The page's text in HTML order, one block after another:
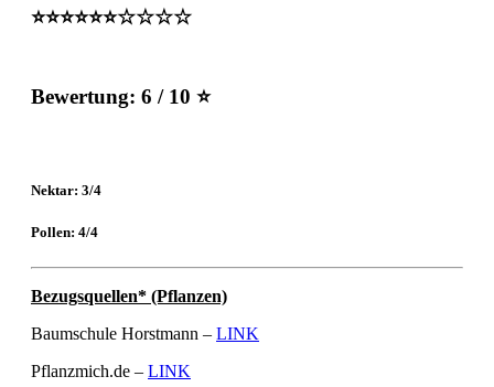
⭐️⭐️⭐️⭐️⭐️⭐️☆☆☆☆
Bewertung: 6 / 10 ⭐
Nektar: 3/4
Pollen: 4/4
Bezugsquellen* (Pflanzen)
Baumschule Horstmann – LINK
Pflanzmich.de – LINK